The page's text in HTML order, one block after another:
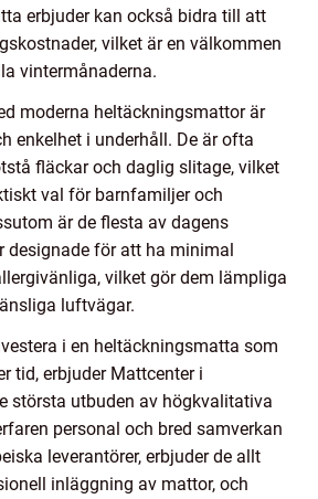
erbjuder kan också bidra till att
vilket är en välkommen
vintermånaderna.
moderna heltäckningsmattor är
enkelhet i underhåll. De är ofta
fläckar och daglig slitage, vilket
val för barnfamiljer och
är de flesta av dagens
designade för att ha minimal
vilket gör dem lämpliga
luftvägar.
i en heltäckningsmatta som
tid, erbjuder Mattcenter i
största utbuden av högkvalitativa
personal och bred samverkan
leverantörer, erbjuder de allt
inläggning av mattor, och